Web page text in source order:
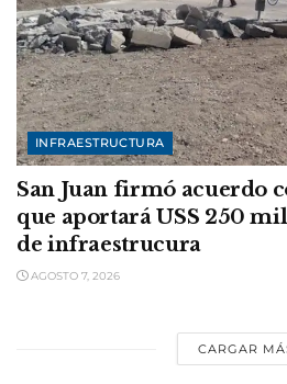
INFRAESTRUCTURA
San Juan firmó acuerdo
que aportará USS 250
de infraestrucura
AGOSTO 7, 2026
CARGAR